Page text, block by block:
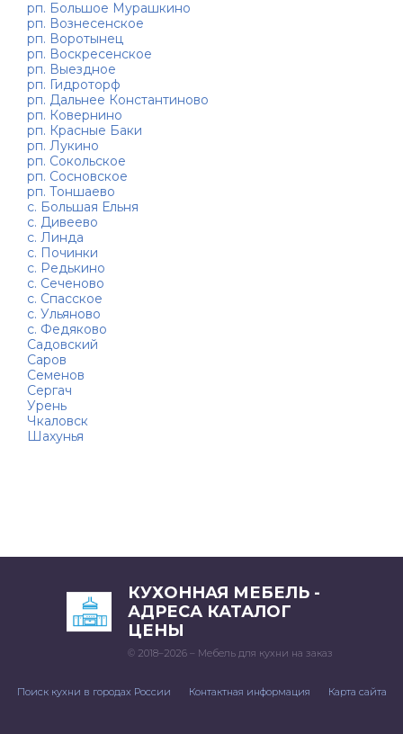
рп. Большое Мурашкино
рп. Вознесенское
рп. Воротынец
рп. Воскресенское
рп. Выездное
рп. Гидроторф
рп. Дальнее Константиново
рп. Ковернино
рп. Красные Баки
рп. Лукино
рп. Сокольское
рп. Сосновское
рп. Тоншаево
с. Большая Ельня
с. Дивеево
с. Линда
с. Починки
с. Редькино
с. Сеченово
с. Спасское
с. Ульяново
с. Федяково
Садовский
Саров
Семенов
Сергач
Урень
Чкаловск
Шахунья
КУХОННАЯ МЕБЕЛЬ -
АДРЕСА КАТАЛОГ
ЦЕНЫ
© 2018–2026 – Мебель для кухни на заказ
Поиск кухни в городах России Контактная информация Карта сайта